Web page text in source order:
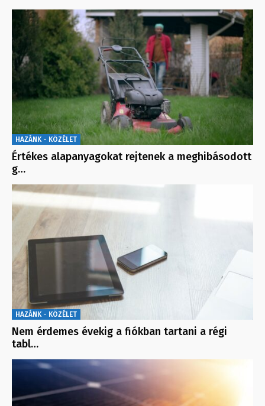
HAZÁNK - KÖZÉLET
Értékes alapanyagokat rejtenek a meghibásodott
g…
HAZÁNK - KÖZÉLET
Nem érdemes évekig a fiókban tartani a régi
tabl…